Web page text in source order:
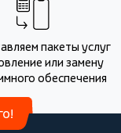
пакеты услуг
или замену
обеспечения